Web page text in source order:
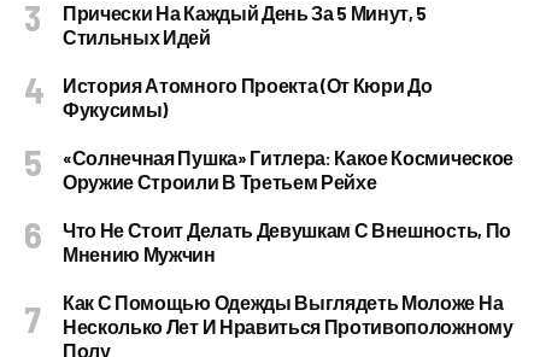
Прически На Каждый День За 5 Минут, 5
Стильных Идей
История Атомного Проекта (от Кюри До
Фукусимы)
«Солнечная Пушка» Гитлера: Какое Космическое
Оружие Строили В Третьем Рейхе
Что Не Стоит Делать Девушкам С Внешность, По
Мнению Мужчин
Как С Помощью Одежды Выглядеть Моложе На
Несколько Лет И Нравиться Противоположному
Полу